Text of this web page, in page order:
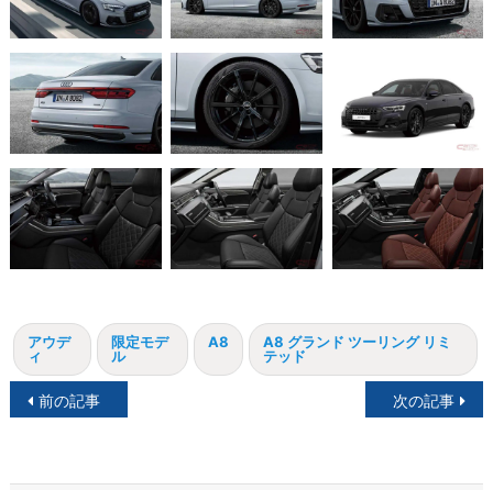
アウデ
ィ
限定モデ
ル
A8
A8 グランド ツーリング リミ
テッド
投前の記事 次の記事